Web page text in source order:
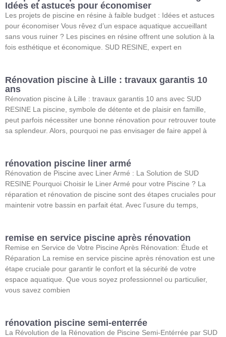
Idées et astuces pour économiser
Les projets de piscine en résine à faible budget : Idées et astuces
pour économiser Vous rêvez d’un espace aquatique accueillant
sans vous ruiner ? Les piscines en résine offrent une solution à la
fois esthétique et économique. SUD RESINE, expert en
Rénovation piscine à Lille : travaux garantis 10
ans
Rénovation piscine à Lille : travaux garantis 10 ans avec SUD
RESINE La piscine, symbole de détente et de plaisir en famille,
peut parfois nécessiter une bonne rénovation pour retrouver toute
sa splendeur. Alors, pourquoi ne pas envisager de faire appel à
rénovation piscine liner armé
Rénovation de Piscine avec Liner Armé : La Solution de SUD
RESINE Pourquoi Choisir le Liner Armé pour votre Piscine ? La
réparation et rénovation de piscine sont des étapes cruciales pour
maintenir votre bassin en parfait état. Avec l’usure du temps,
remise en service piscine après rénovation
Remise en Service de Votre Piscine Après Rénovation: Étude et
Réparation La remise en service piscine après rénovation est une
étape cruciale pour garantir le confort et la sécurité de votre
espace aquatique. Que vous soyez professionnel ou particulier,
vous savez combien
rénovation piscine semi-enterrée
La Révolution de la Rénovation de Piscine Semi-Entérrée par SUD